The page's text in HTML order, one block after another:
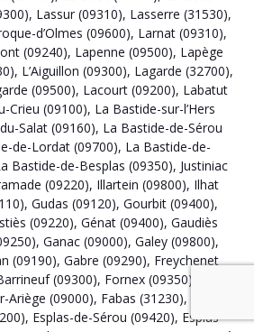
, Lassur (09310), Lasserre (31530),
d’Olmes (09600), Larnat (09310),
(09240), Lapenne (09500), Lapège
, L’Aiguillon (09300), Lagarde (32700),
(09500), Lacourt (09200), Labatut
Crieu (09100), La Bastide-sur-l’Hers
Salat (09160), La Bastide-de-Sérou
de-Lordat (09700), La Bastide-de-
Bastide-de-Besplas (09350), Justiniac
(09220), Illartein (09800), Ilhat
, Gudas (09120), Gourbit (09400),
(09220), Génat (09400), Gaudiès
, Ganac (09000), Galey (09800),
(09190), Gabre (09290), Freychenet
(09300), Fornex (09350)
Ariège (09000), Fabas (31230),
, Esplas-de-Sérou (09420), Esplas